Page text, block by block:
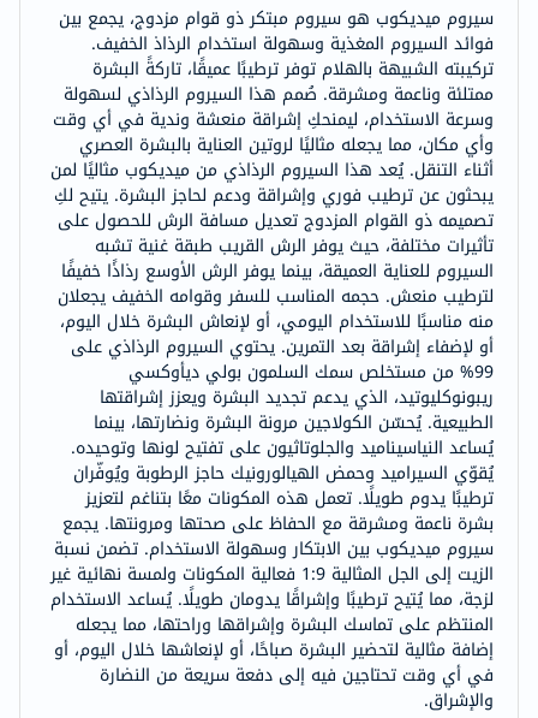
سيروم ميديكوب هو سيروم مبتكر ذو قوام مزدوج، يجمع بين
فوائد السيروم المغذية وسهولة استخدام الرذاذ الخفيف.
تركيبته الشبيهة بالهلام توفر ترطيبًا عميقًا، تاركةً البشرة
ممتلئة وناعمة ومشرقة. صُمم هذا السيروم الرذاذي لسهولة
وسرعة الاستخدام، ليمنحكِ إشراقة منعشة وندية في أي وقت
وأي مكان، مما يجعله مثاليًا لروتين العناية بالبشرة العصري
أثناء التنقل. يُعد هذا السيروم الرذاذي من ميديكوب مثاليًا لمن
يبحثون عن ترطيب فوري وإشراقة ودعم لحاجز البشرة. يتيح لكِ
تصميمه ذو القوام المزدوج تعديل مسافة الرش للحصول على
تأثيرات مختلفة، حيث يوفر الرش القريب طبقة غنية تشبه
السيروم للعناية العميقة، بينما يوفر الرش الأوسع رذاذًا خفيفًا
لترطيب منعش. حجمه المناسب للسفر وقوامه الخفيف يجعلان
منه مناسبًا للاستخدام اليومي، أو لإنعاش البشرة خلال اليوم،
أو لإضفاء إشراقة بعد التمرين. يحتوي السيروم الرذاذي على
99% من مستخلص سمك السلمون بولي ديأوكسي
ريبونوكليوتيد، الذي يدعم تجديد البشرة ويعزز إشراقتها
الطبيعية. يُحسّن الكولاجين مرونة البشرة ونضارتها، بينما
يُساعد النياسيناميد والجلوتاثيون على تفتيح لونها وتوحيده.
يُقوّي السيراميد وحمض الهيالورونيك حاجز الرطوبة ويُوفّران
ترطيبًا يدوم طويلًا. تعمل هذه المكونات معًا بتناغم لتعزيز
بشرة ناعمة ومشرقة مع الحفاظ على صحتها ومرونتها. يجمع
سيروم ميديكوب بين الابتكار وسهولة الاستخدام. تضمن نسبة
الزيت إلى الجل المثالية 1:9 فعالية المكونات ولمسة نهائية غير
لزجة، مما يُتيح ترطيبًا وإشراقًا يدومان طويلًا. يُساعد الاستخدام
المنتظم على تماسك البشرة وإشراقها وراحتها، مما يجعله
إضافة مثالية لتحضير البشرة صباحًا، أو لإنعاشها خلال اليوم، أو
في أي وقت تحتاجين فيه إلى دفعة سريعة من النضارة
والإشراق.